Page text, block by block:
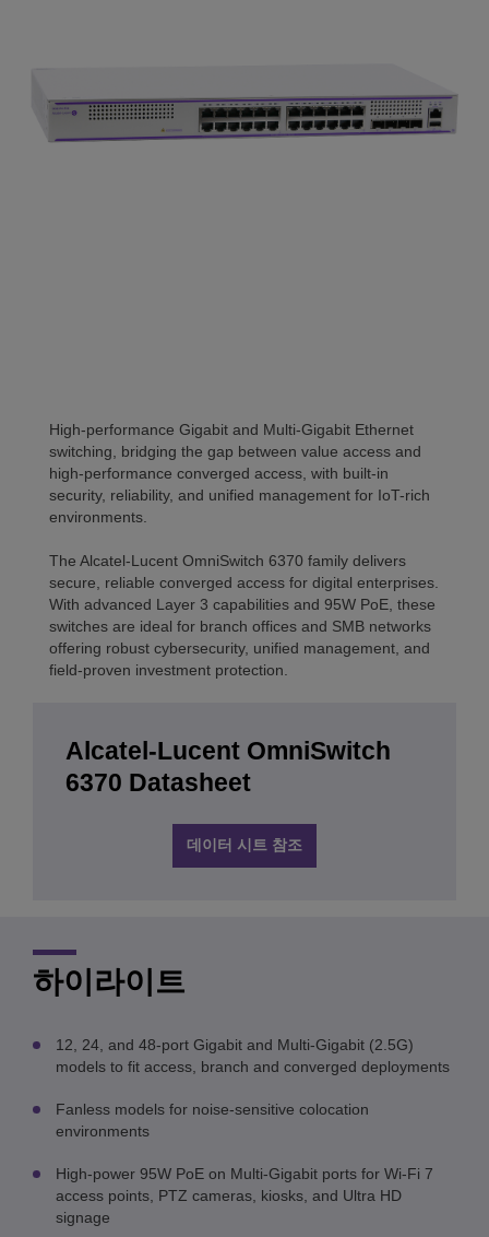
High-performance Gigabit and Multi-Gigabit Ethernet
switching, bridging the gap between value access and
high-performance converged access, with built-in
security, reliability, and unified management for IoT-rich
environments.
The Alcatel-Lucent OmniSwitch 6370 family delivers
secure, reliable converged access for digital enterprises.
With advanced Layer 3 capabilities and 95W PoE, these
switches are ideal for branch offices and SMB networks
offering robust cybersecurity, unified management, and
field-proven investment protection.
Alcatel-Lucent OmniSwitch
6370 Datasheet
데이터 시트 참조
하이라이트
12, 24, and 48-port Gigabit and Multi-Gigabit (2.5G)
models to fit access, branch and converged deployments
Fanless models for noise-sensitive colocation
environments
High-power 95W PoE on Multi-Gigabit ports for Wi-Fi 7
access points, PTZ cameras, kiosks, and Ultra HD
signage